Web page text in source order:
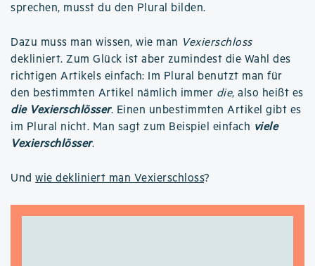
sprechen, musst du den Plural bilden.
Dazu muss man wissen, wie man Vexierschloss
dekliniert. Zum Glück ist aber zumindest die Wahl des
richtigen Artikels einfach: Im Plural benutzt man für
den bestimmten Artikel nämlich immer die, also heißt es
die Vexierschlösser. Einen unbestimmten Artikel gibt es
im Plural nicht. Man sagt zum Beispiel einfach viele
Vexierschlösser.
Und wie dekliniert man Vexierschloss?